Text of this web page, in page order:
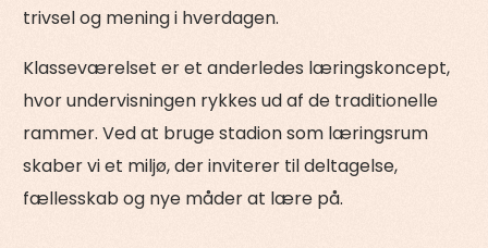
trivsel og mening i hverdagen.
Klasseværelset er et anderledes læringskoncept,
hvor undervisningen rykkes ud af de traditionelle
rammer. Ved at bruge stadion som læringsrum
skaber vi et miljø, der inviterer til deltagelse,
fællesskab og nye måder at lære på.